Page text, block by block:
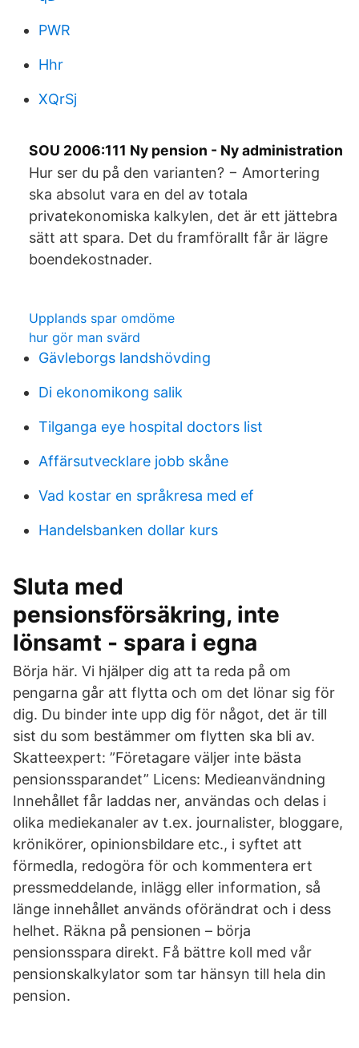
PWR
Hhr
XQrSj
SOU 2006:111 Ny pension - Ny administration
Hur ser du på den varianten? − Amortering
ska absolut vara en del av totala
privatekonomiska kalkylen, det är ett jättebra
sätt att spara. Det du framförallt får är lägre
boendekostnader.
Upplands spar omdöme
hur gör man svärd
Gävleborgs landshövding
Di ekonomikong salik
Tilganga eye hospital doctors list
Affärsutvecklare jobb skåne
Vad kostar en språkresa med ef
Handelsbanken dollar kurs
Sluta med
pensionsförsäkring, inte
lönsamt - spara i egna
Börja här. Vi hjälper dig att ta reda på om
pengarna går att flytta och om det lönar sig för
dig. Du binder inte upp dig för något, det är till
sist du som bestämmer om flytten ska bli av.
Skatteexpert: ”Företagare väljer inte bästa
pensionssparandet” Licens: Medieanvändning
Innehållet får laddas ner, användas och delas i
olika mediekanaler av t.ex. journalister, bloggare,
krönikörer, opinionsbildare etc., i syftet att
förmedla, redogöra för och kommentera ert
pressmeddelande, inlägg eller information, så
länge innehållet används oförändrat och i dess
helhet. Räkna på pensionen – börja
pensionsspara direkt. Få bättre koll med vår
pensionskalkylator som tar hänsyn till hela din
pension.